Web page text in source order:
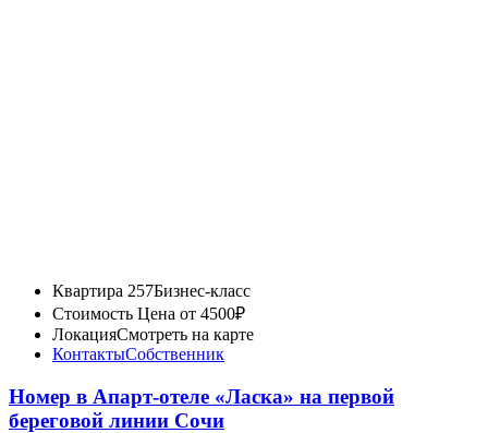
Квартира 257Бизнес-класс
Стоимость Цена от 4500₽
ЛокацияСмотреть на карте
КонтактыСобственник
Номер в Апарт-отеле «Ласка» на первой
береговой линии Сочи